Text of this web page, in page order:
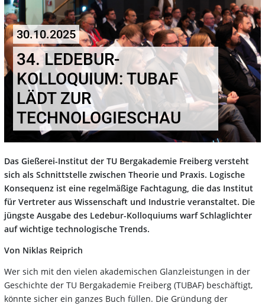
30.10.2025
34. LEDEBUR-
KOLLOQUIUM: TUBAF
LÄDT ZUR
TECHNOLOGIESCHAU
Das Gießerei-Institut der TU Bergakademie Freiberg versteht
sich als Schnittstelle zwischen Theorie und Praxis. Logische
Konsequenz ist eine regelmäßige Fachtagung, die das Institut
für Vertreter aus Wissenschaft und Industrie veranstaltet. Die
jüngste Ausgabe des Ledebur-Kolloquiums warf Schlaglichter
auf wichtige technologische Trends.
Von Niklas Reiprich
Wer sich mit den vielen akademischen Glanzleistungen in der
Geschichte der TU Bergakademie Freiberg (TUBAF) beschäftigt,
könnte sicher ein ganzes Buch füllen. Die Gründung der